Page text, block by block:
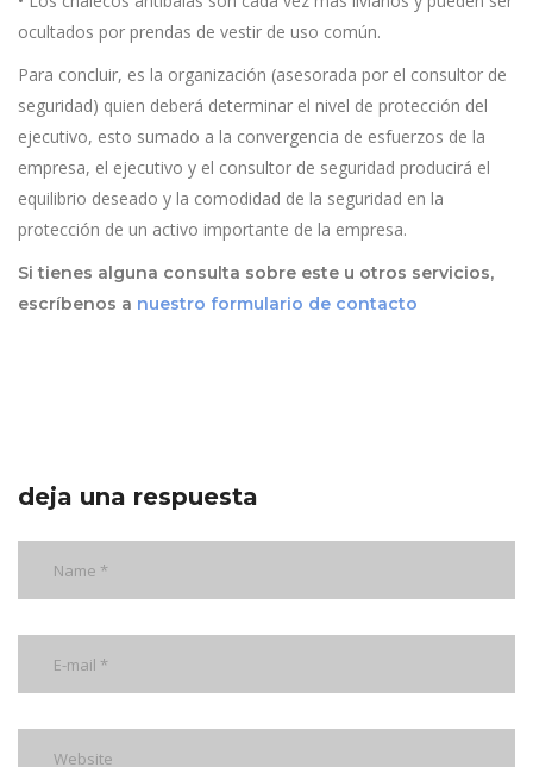
ocultados por prendas de vestir de uso común.
Para concluir, es la organización (asesorada por el consultor de
seguridad) quien deberá determinar el nivel de protección del
ejecutivo, esto sumado a la convergencia de esfuerzos de la
empresa, el ejecutivo y el consultor de seguridad producirá el
equilibrio deseado y la comodidad de la seguridad en la
protección de un activo importante de la empresa.
Si tienes alguna consulta sobre este u otros servicios,
escríbenos a nuestro formulario de contacto
deja una respuesta